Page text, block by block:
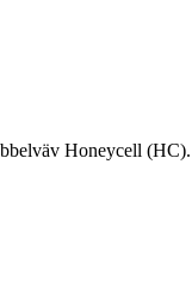
Honeycell (HC).